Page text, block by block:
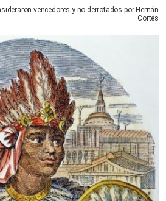
vencedores y no derrotados por Hernán
Cortés